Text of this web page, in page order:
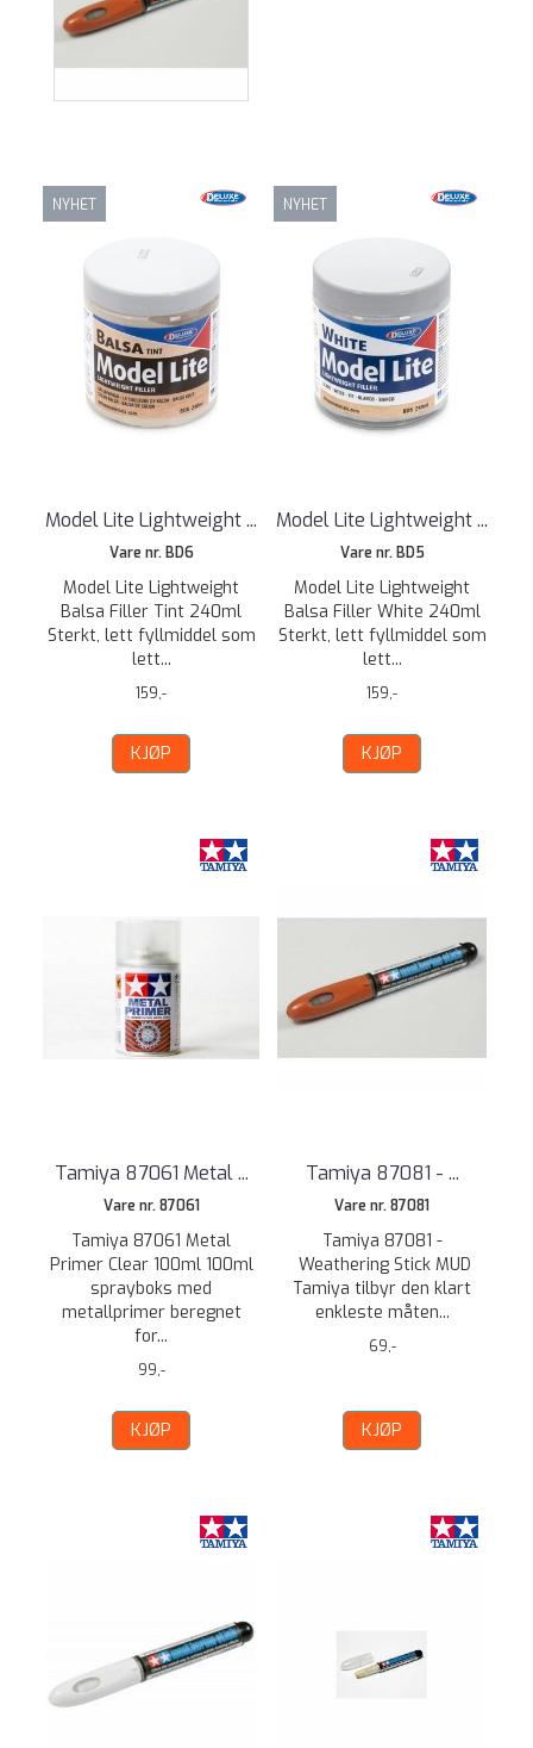
NYHET
Model Lite Lightweight ...
Vare nr. BD6
Model Lite Lightweight
Balsa Filler Tint 240ml
Sterkt, lett fyllmiddel som
lett...
159,-
KJØP
NYHET
Model Lite Lightweight ...
Vare nr. BD5
Model Lite Lightweight
Balsa Filler White 240ml
Sterkt, lett fyllmiddel som
lett...
159,-
KJØP
Tamiya 87061 Metal ...
Vare nr. 87061
Tamiya 87061 Metal
Primer Clear 100ml 100ml
sprayboks med
metallprimer beregnet
for...
99,-
KJØP
Tamiya 87081 - ...
Vare nr. 87081
Tamiya 87081 -
Weathering Stick MUD
Tamiya tilbyr den klart
enkleste måten...
69,-
KJØP